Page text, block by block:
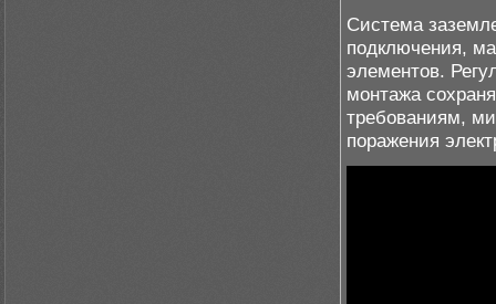
Система
подключения,
элементов.
монтажа
требованиям,
поражения